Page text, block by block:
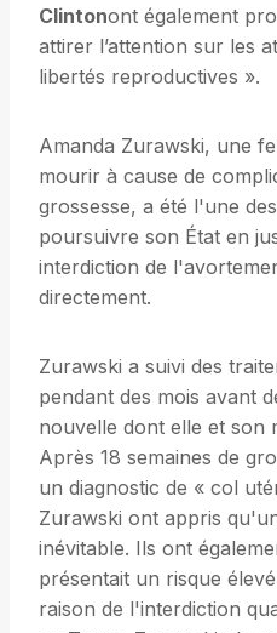
Clintonont également
attirer l’attention sur les
libertés reproductives ».
Amanda Zurawski, une
mourir à cause de
grossesse, a été l'une
poursuivre son État en
interdiction de
directement.
Zurawski a suivi des
pendant des mois avant
nouvelle dont elle et son
Après 18 semaines de
un diagnostic de « col
Zurawski ont appris
inévitable. Ils ont
présentait un risque
raison de l'interdiction